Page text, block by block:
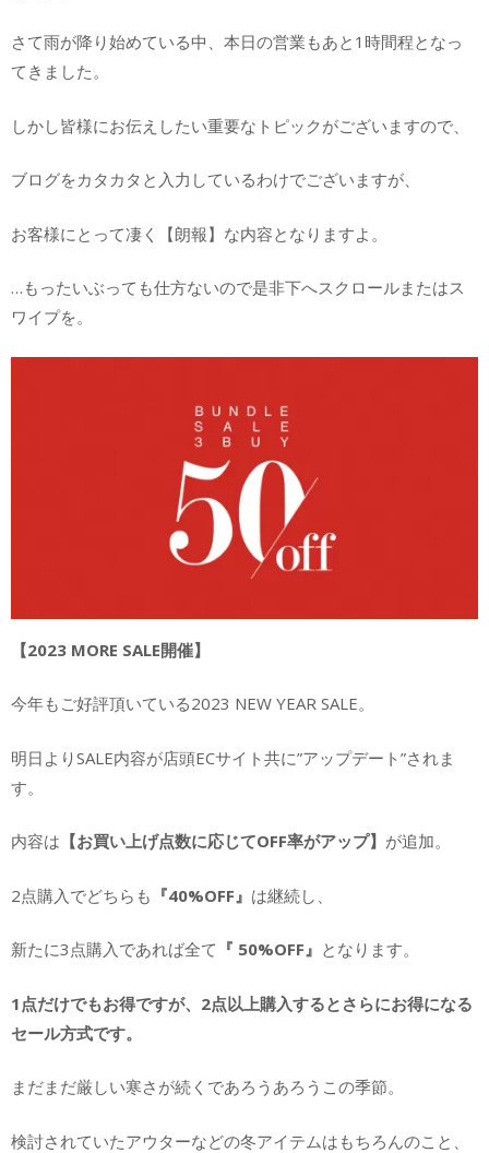
さて雨が降り始めている中、本日の営業もあと1時間程となっ
てきました。
しかし皆様にお伝えしたい重要なトピックがございますので、
ブログをカタカタと入力しているわけでございますが、
お客様にとって凄く【朗報】な内容となりますよ。
…もったいぶっても仕方ないので是非下へスクロールまたはス
ワイプを。
【2023 MORE SALE開催】
今年もご好評頂いている2023 NEW YEAR SALE。
明日よりSALE内容が店頭ECサイト共に”アップデート”されま
す。
内容は 【お買い上げ点数に応じてOFF率がアップ】 が追加。
2点購入でどちらも 『40%OFF』 は継続し、
新たに3点購入であれば全て 『 50%OFF』 となります。
1点だけでもお得ですが、2点以上購入するとさらにお得になる
セール方式です。
まだまだ厳しい寒さが続くであろうあろうこの季節。
検討されていたアウターなどの冬アイテムはもちろんのこと、